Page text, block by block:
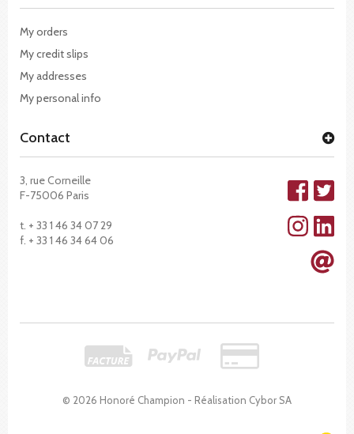
© 2026 Honoré Champion - Réalisation Cybor SA
My orders
My credit slips
My addresses
My personal info
Contact
3, rue Corneille
F-75006 Paris
t. + 33 1 46 34 07 29
f. + 33 1 46 34 64 06